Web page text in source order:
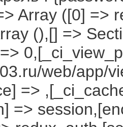
Array ([0] =>
(),[] =>
web/app/
=>
=>